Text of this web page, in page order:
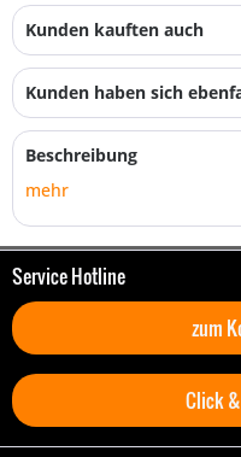
Kunden kauften auch
Kunden haben sich
Beschreibung
mehr
Service Hotline
zum
Click